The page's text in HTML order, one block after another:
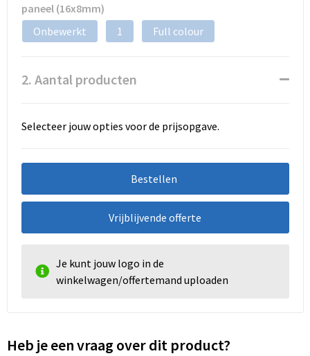
paneel (16x8mm)
Onbewerkt
1 Full colour
2. Aantal producten
Selecteer jouw opties voor de prijsopgave.
Bestellen
Vrijblijvende offerte
Je kunt jouw logo in de
winkelwagen/offertemand uploaden
Heb je een vraag over dit product?